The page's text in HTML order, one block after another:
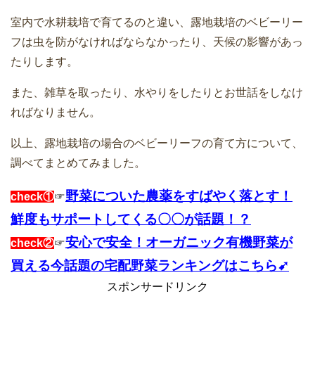
室内で水耕栽培で育てるのと違い、露地栽培のベビーリー
フは虫を防がなければならなかったり、天候の影響があっ
たりします。
また、雑草を取ったり、水やりをしたりとお世話をしなけ
ればなりません。
以上、露地栽培の場合のベビーリーフの育て方について、
調べてまとめてみました。
check①☞野菜についた農薬をすばやく落とす！
鮮度もサポートしてくる〇〇が話題！？
check②☞安心で安全！オーガニック有機野菜が
買える今話題の宅配野菜ランキングはこちら➹
スポンサードリンク